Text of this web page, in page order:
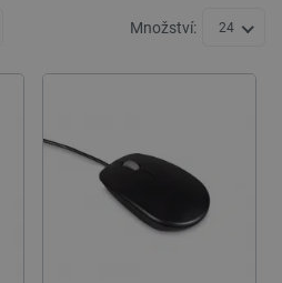
Množství: 24